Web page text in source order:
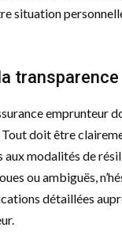
situation
transparence
emprunteur
doit être
modalités de
ou ambiguës,
détaillées